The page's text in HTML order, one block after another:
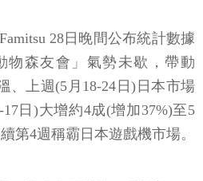
28日晚間公布統計數據
物森友會」氣勢未歇，帶動
、上週(5月18-24日)日本市場
日)大增約4成(增加37%)至5
第4週稱霸日本遊戲機市場。